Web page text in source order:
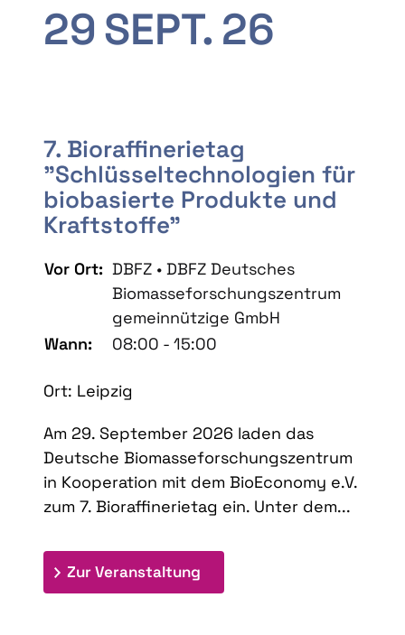
29SEPT. 26
7. Bioraffinerietag
"Schlüsseltechnologien für
biobasierte Produkte und
Kraftstoffe"
Vor Ort: DBFZ • DBFZ Deutsches
Biomasseforschungszentrum
gemeinnützige GmbH
Wann:
08:00 - 15:00
Ort: Leipzig
Am 29. September 2026 laden das
Deutsche Biomasseforschungszentrum
in Kooperation mit dem BioEconomy e.V.
zum 7. Bioraffinerietag ein. Unter dem...
Zur Veranstaltung